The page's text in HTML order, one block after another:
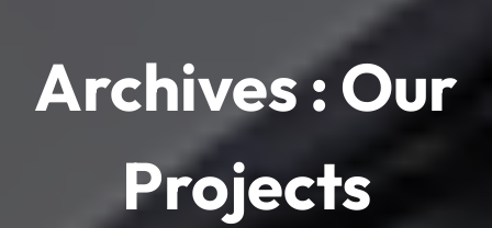
Archives :Our
Projects